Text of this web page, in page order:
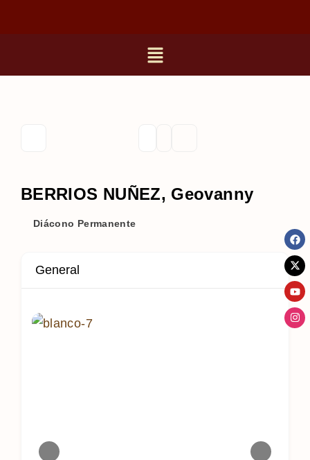
BERRIOS NUÑEZ, Geovanny
Diácono Permanente
General